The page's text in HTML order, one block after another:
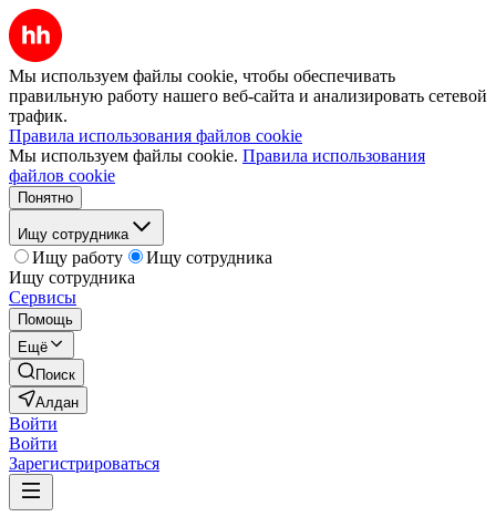
Мы используем файлы cookie, чтобы обеспечивать
правильную работу нашего веб-сайта и анализировать сетевой
трафик.
Правила использования файлов cookie
Мы используем файлы cookie. Правила использования
файлов cookie
Понятно
Ищу сотрудника
Ищу работу
Ищу сотрудника
Ищу сотрудника
Сервисы
Помощь
Ещё
Поиск
Алдан
Войти
Войти
Зарегистрироваться